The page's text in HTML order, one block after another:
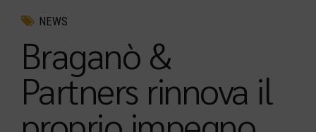
NEWS
Braganò &
Partners rinnova il